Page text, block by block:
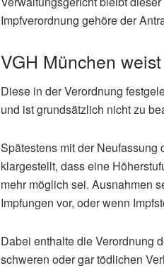
Impfverordnung gehöre der
VGH München
Diese in der Verordnung
und ist grundsätzlich nicht zu
Spätestens mit der Neufassung
klargestellt, dass eine
mehr möglich sei. Ausnahmen
Impfungen vor, oder wenn
Dabei enthalte die Verordnung
schweren oder gar tödlichen